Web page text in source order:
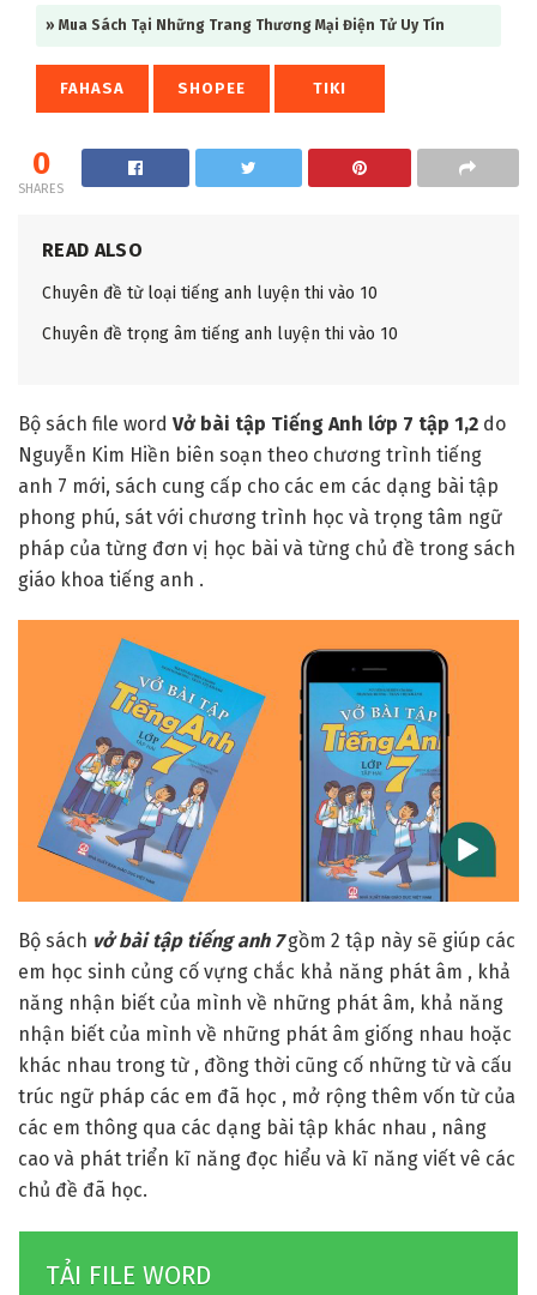
» Mua Sách Tại Những Trang Thương Mại Điện Tử Uy Tín
FAHASA SHOPEE TIKI
0
SHARES
READ ALSO
Chuyên đề từ loại tiếng anh luyện thi vào 10
Chuyên đề trọng âm tiếng anh luyện thi vào 10
Bộ sách file word Vở bài tập Tiếng Anh lớp 7 tập 1,2 do
Nguyễn Kim Hiền biên soạn theo chương trình tiếng
anh 7 mới, sách cung cấp cho các em các dạng bài tập
phong phú, sát với chương trình học và trọng tâm ngữ
pháp của từng đơn vị học bài và từng chủ đề trong sách
giáo khoa tiếng anh .
Tham khảo thêm cuốn sách:
Bộ sách vở bài tập tiếng anh 7 gồm 2 tập này sẽ giúp các
em học sinh củng cố vựng chắc khả năng phát âm , khả
năng nhận biết của mình về những phát âm, khả năng
nhận biết của mình về những phát âm giống nhau hoặc
khác nhau trong từ , đồng thời cũng cố những từ và cấu
trúc ngữ pháp các em đã học , mở rộng thêm vốn từ của
các em thông qua các dạng bài tập khác nhau , nâng
cao và phát triển kĩ năng đọc hiểu và kĩ năng viết vê các